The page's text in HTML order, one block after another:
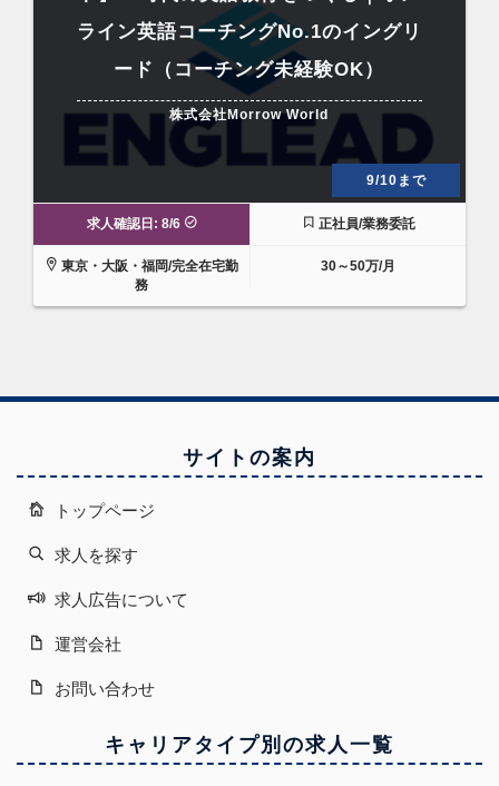
ライン英語コーチングNo.1のイングリ
ード（コーチング未経験OK）
株式会社Morrow World
9/10まで
求人確認日: 8/6 正社員/業務委託
東京・大阪・福岡/完全在宅勤
務
30～50万/月
サイトの案内
トップページ
求人を探す
求人広告について
運営会社
お問い合わせ
キャリアタイプ別の求人一覧